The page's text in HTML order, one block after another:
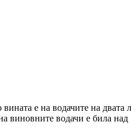
е на водачите на двата
водачи е била